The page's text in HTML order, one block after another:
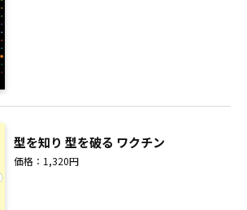
型を知り 型を破る ワクチン
価格：1,320円